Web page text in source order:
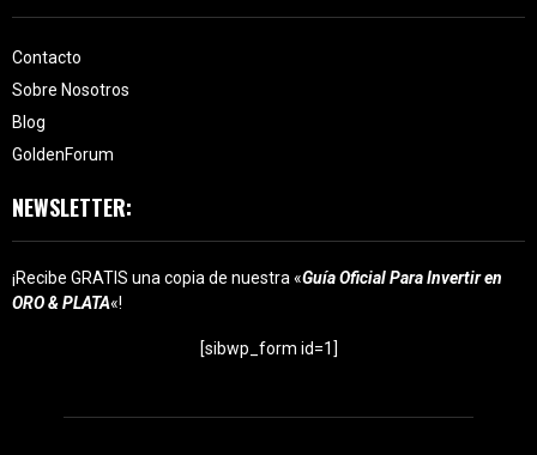
Contacto
Sobre Nosotros
Blog
GoldenForum
NEWSLETTER:
¡Recibe GRATIS una copia de nuestra «Guía Oficial Para Invertir en
ORO & PLATA«!
[sibwp_form id=1]